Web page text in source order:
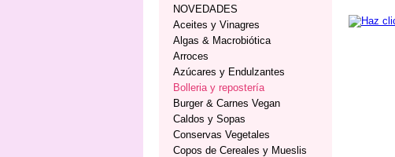
NOVEDADES
Aceites y Vinagres
Algas & Macrobiótica
Arroces
Azúcares y Endulzantes
Bolleria y repostería
Burger & Carnes Vegan
Caldos y Sopas
Conservas Vegetales
Copos de Cereales y Mueslis